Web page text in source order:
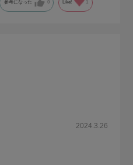
参考になった 0 Like! 1
2024.3.26